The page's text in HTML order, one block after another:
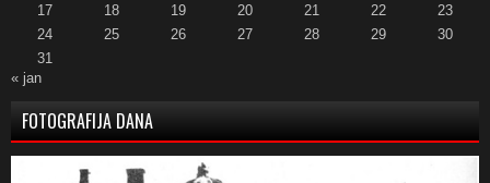
17
18 19 20 21 22
23
24
25 26 27 28 29
30
31
« jan
FOTOGRAFIJA DANA